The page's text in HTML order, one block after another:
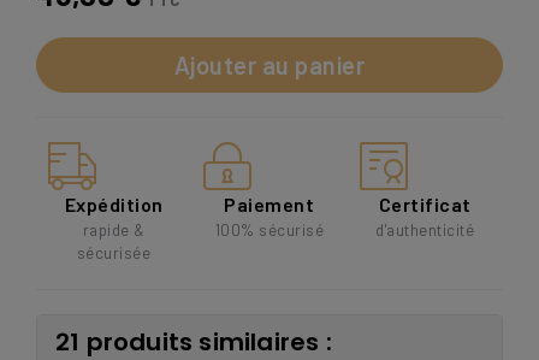
Ajouter au panier
Expédition
rapide &
sécurisée
Paiement
100% sécurisé
Certificat
d'authenticité
21 produits similaires :